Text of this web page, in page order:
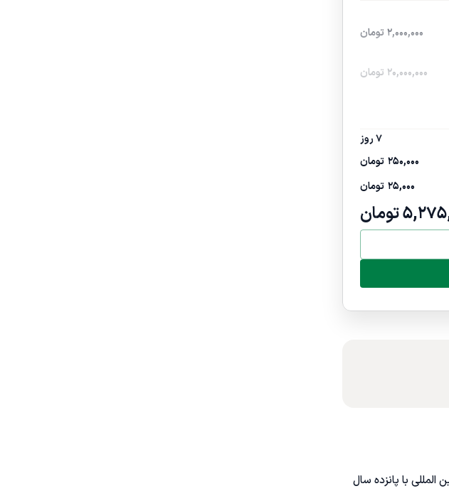
2,000,000 تومان
20,000,000 تومان
7 روز
250,000 تومان
25,000 تومان
تومان
با پانزده سال